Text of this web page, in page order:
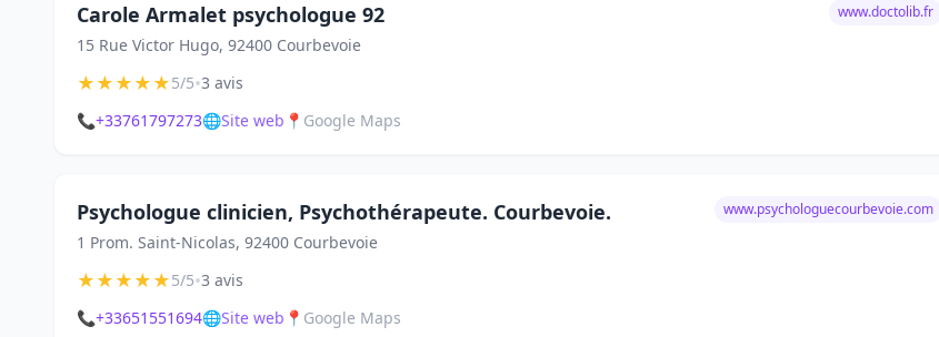
Carole Armalet psychologue 92
15 Rue Victor Hugo, 92400 Courbevoie
www.doctolib.fr
★★★★★5/5•3 avis
📞+33761797273🌐Site web 📍 Google Maps
Psychologue clinicien, Psychothérapeute. Courbevoie.
1 Prom. Saint-Nicolas, 92400 Courbevoie
www.psychologuecourbevoie.com
★★★★★5/5•3 avis
📞+33651551694🌐Site web 📍 Google Maps